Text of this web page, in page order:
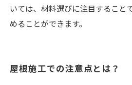
いては、材料選びに注目すること
めることができます。
屋根施工での注意点とは？